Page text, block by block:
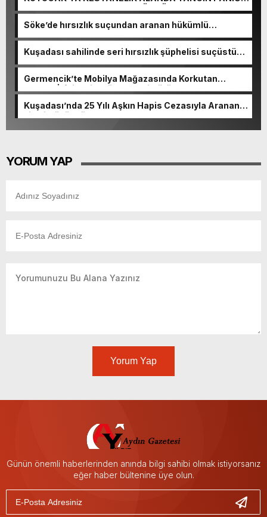
Söke’de hırsızlık suçundan aranan hükümlü
Kuşadası sahilinde seri hırsızlık şüphelisi suçüstü
Germencik’te Mobilya Mağazasında Korkutan
Yangın! İtfaiyenin Müdahalesi Sürüyor
Kuşadası’nda 25 Yılı Aşkın Hapis Cezasıyla Aranan
Firari Hükümlü Yakalandı
YORUM YAP
Yorum Yap
Günün önemli haberlerinden anında bilgi sahibi olmak istiyorsanız
eğer haber bültenine üye olun.